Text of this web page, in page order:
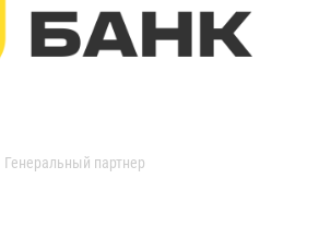
Генеральный партнер